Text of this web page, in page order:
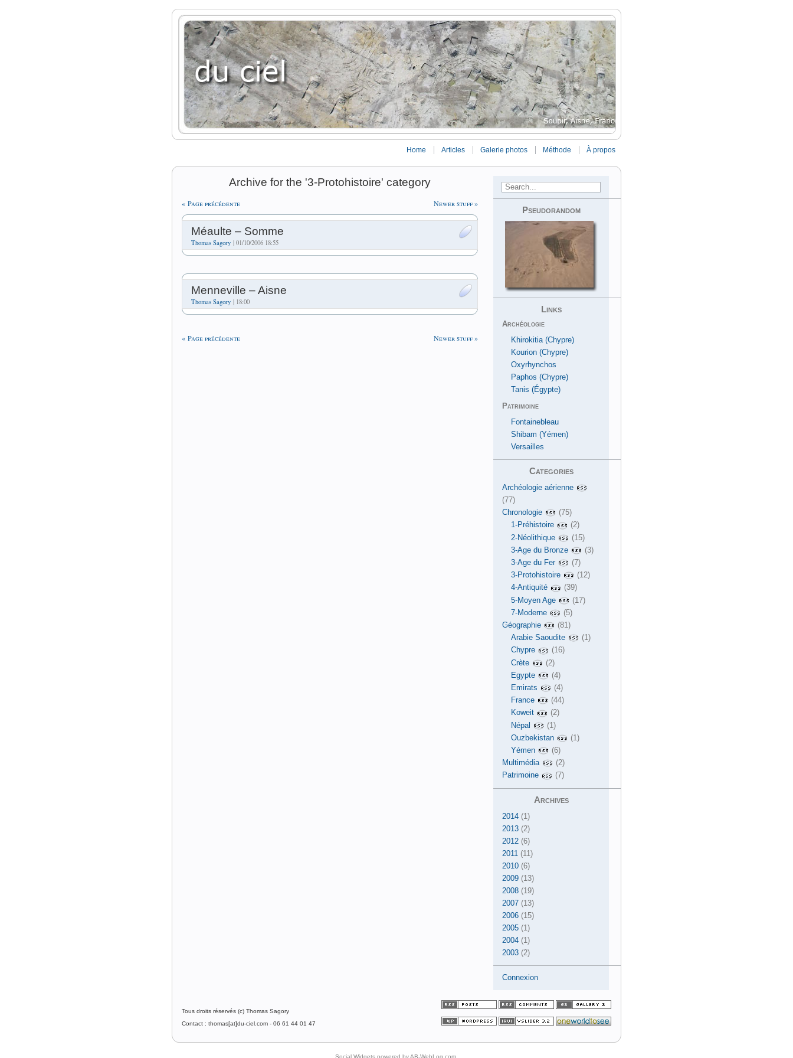
Home Articles Galerie photos Méthode À propos
Archive for the '3-Protohistoire' category
« Page précédente Newer stuff »
Méaulte – Somme
Thomas Sagory | 01/10/2006 18:55
Menneville – Aisne
Thomas Sagory | 18:00
« Page précédente Newer stuff »
Pseudorandom
Links
Archéologie
Khirokitia (Chypre)
Kourion (Chypre)
Oxyrhynchos
Paphos (Chypre)
Tanis (Égypte)
Patrimoine
Fontainebleau
Shibam (Yémen)
Versailles
Categories
Archéologie aérienne
(77)
Chronologie
(75)
1-Préhistoire
(2)
2-Néolithique
(15)
3-Age du Bronze
(3)
3-Age du Fer
(7)
3-Protohistoire
(12)
4-Antiquité
(39)
5-Moyen Age
(17)
7-Moderne
(5)
Géographie
(81)
Arabie Saoudite
(1)
Chypre
(16)
Crète
(2)
Egypte
(4)
Emirats
(4)
France
(44)
Koweit
(2)
Népal
(1)
Ouzbekistan
(1)
Yémen
(6)
Multimédia
(2)
Patrimoine
(7)
Archives
2014 (1)
2013 (2)
2012 (6)
2011 (11)
2010 (6)
2009 (13)
2008 (19)
2007 (13)
2006 (15)
2005 (1)
2004 (1)
2003 (2)
Connexion
Tous droits réservés (c) Thomas Sagory
Contact : thomas[at]du-ciel.com - 06 61 44 01 47
Social Widgets powered byAB-WebLog.com